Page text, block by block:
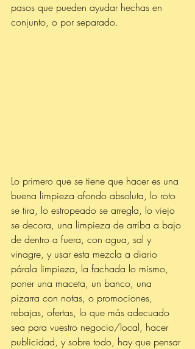
pasos que pueden ayudar hechas en
conjunto, o por separado.
Lo primero que se tiene que hacer es una
buena limpieza afondo absoluta, lo roto
se tira, lo estropeado se arregla, lo viejo
se decora, una limpieza de arriba a bajo
de dentro a fuera, con agua, sal y
vinagre, y usar esta mezcla a diario
párala limpieza, la fachada lo mismo,
poner una maceta, un banco, una
pizarra con notas, o promociones,
rebajas, ofertas, lo que más adecuado
sea para vuestro negocio/local, hacer
publicidad, y sobre todo, hay que pensar